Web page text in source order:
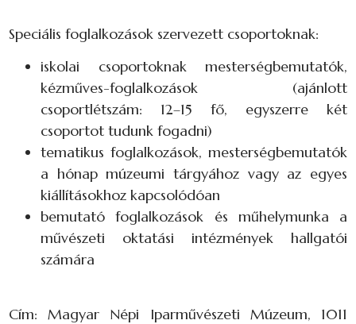
Speciális foglalkozások szervezett csoportoknak:
iskolai csoportoknak mesterségbemutatók,
kézműves-foglalkozások (ajánlott
csoportlétszám: 12–15 fő, egyszerre két
csoportot tudunk fogadni)
tematikus foglalkozások, mesterségbemutatók
a hónap múzeumi tárgyához vagy az egyes
kiállításokhoz kapcsolódóan
bemutató foglalkozások és műhelymunka a
művészeti oktatási intézmények hallgatói
számára
Cím: Magyar Népi Iparművészeti Múzeum, 1011